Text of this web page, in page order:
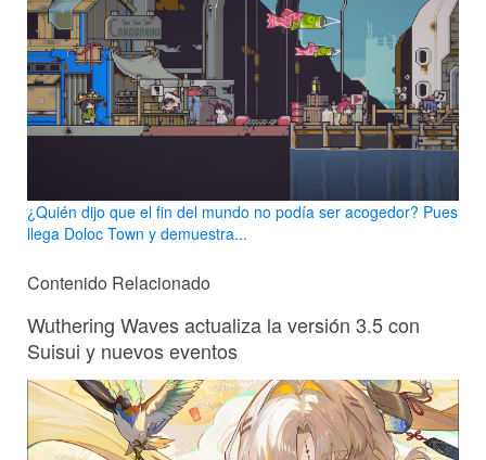
¿Quién dijo que el fin del mundo no podía ser acogedor? Pues
llega Doloc Town y demuestra...
Contenido Relacionado
Wuthering Waves actualiza la versión 3.5 con
Suisui y nuevos eventos